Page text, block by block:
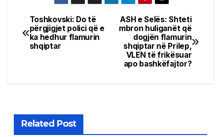
Post
navigation
ASH e Selës: Shteti
mbron huliganët që
dogjën flamurin
shqiptar në Prilep,
VLEN të frikësuar
apo bashkëfajtor?
Toshkovski: Do të
përgjigjet polici që e
ka hedhur flamurin
shqiptar
Related Post